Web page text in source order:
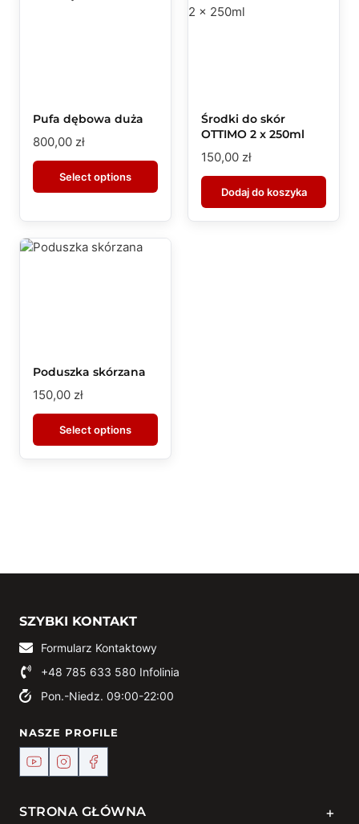
Pufa dębowa duża
800,00 zł
Select options
Środki do skór
OTTIMO 2 x 250ml
150,00 zł
Dodaj do koszyka
Poduszka skórzana
150,00 zł
Select options
SZYBKI KONTAKT
Formularz Kontaktowy
+48 785 633 580 Infolinia
Pon.-Niedz. 09:00-22:00
NASZE PROFILE
STRONA GŁÓWNA +